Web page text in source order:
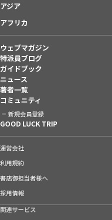
アジア
アフリカ
ウェブマガジン
特派員ブログ
ガイドブック
ニュース
著者一覧
コミュニティ
新規会員登録
GOOD LUCK TRIP
運営会社
利用規約
書店御担当者様へ
採用情報
関連サービス